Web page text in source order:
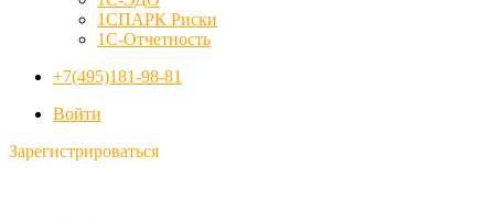
1СПАРК Риски
1С-Отчетность
+7(495)181-98-81
Войти
Зарегистрироваться